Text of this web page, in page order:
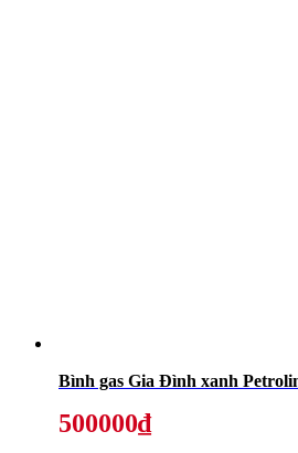
Bình gas Gia Đình xanh
500000₫